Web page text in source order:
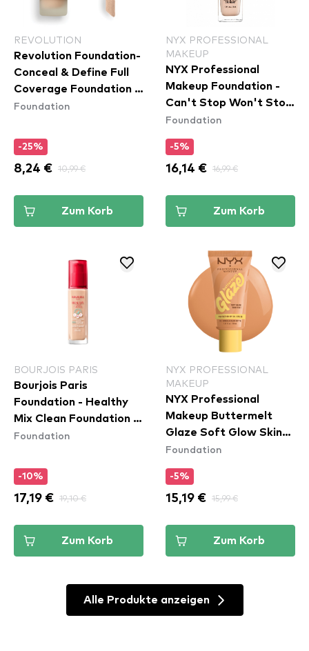
REVOLUTION
Revolution Foundation-
Conceal & Define Full
Coverage Foundation -
F5
Foundation
-25%
8,24 € 10,99 €
Zum Korb
NYX PROFESSIONAL
MAKEUP
NYX Professional
Makeup Foundation -
Can't Stop Won't Stop
Full Coverage
Porcelain (CSWSF1.3)
Foundation
-5%
16,14 € 16,99 €
Zum Korb
BOURJOIS PARIS
Bourjois Paris
Foundation - Healthy
Mix Clean Foundation -
50C Rose Ivory
Foundation
-10%
17,19 € 19,10 €
Zum Korb
NYX PROFESSIONAL
MAKEUP
NYX Professional
Makeup Buttermelt
Glaze Soft Glow Skin
Tint SPF30 - Vanilla
Foundation
-5%
15,19 € 15,99 €
Zum Korb
Alle Produkte anzeigen